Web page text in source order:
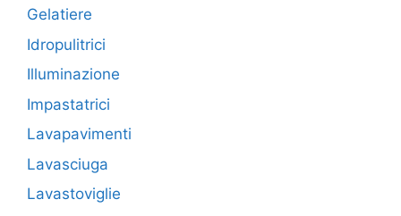
Gelatiere
Idropulitrici
Illuminazione
Impastatrici
Lavapavimenti
Lavasciuga
Lavastoviglie